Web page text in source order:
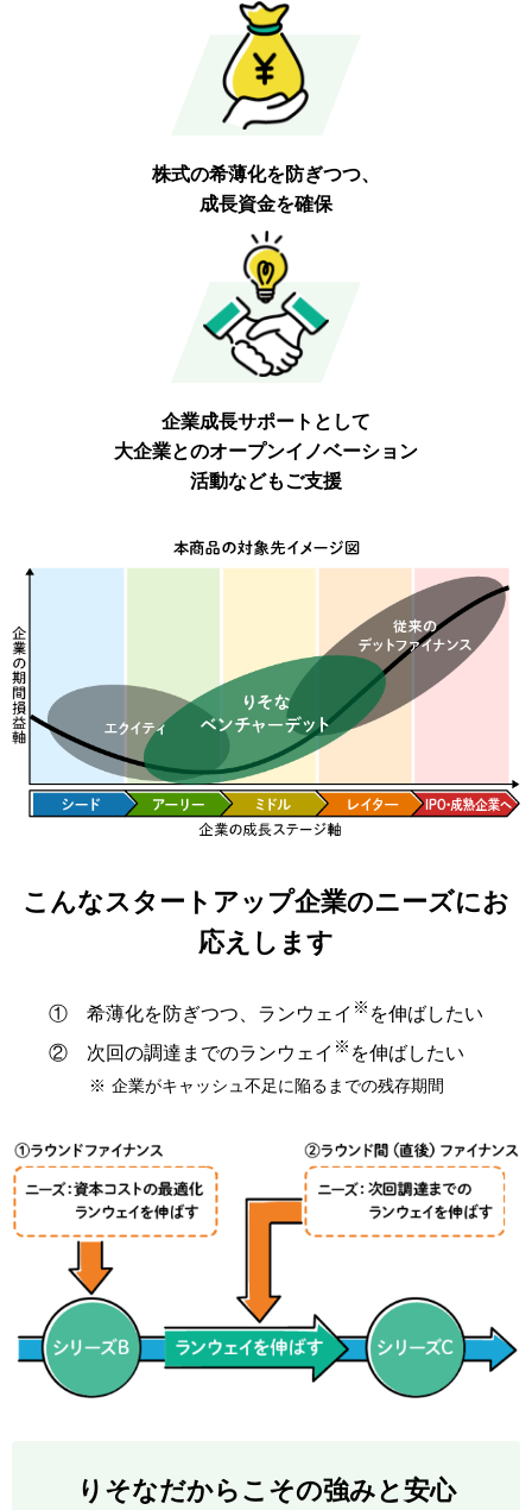
株式の希薄化を防ぎつつ、
成長資金を確保
企業成長サポートとして
大企業とのオープンイノベーション
活動などもご支援
こんなスタートアップ企業のニーズにお
応えします
① 希薄化を防ぎつつ、ランウェイ ※ を伸ばしたい
②
次回の調達までのランウェイ ※ を伸ばしたい
※ 企業がキャッシュ不足に陥るまでの残存期間
りそなだからこその強みと安心